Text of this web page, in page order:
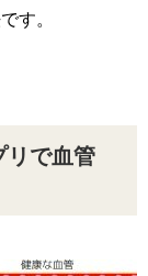
す。
リで血管